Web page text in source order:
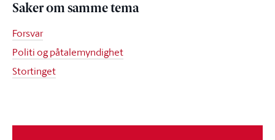
Saker om samme tema
Forsvar
Politi og påtalemyndighet
Stortinget